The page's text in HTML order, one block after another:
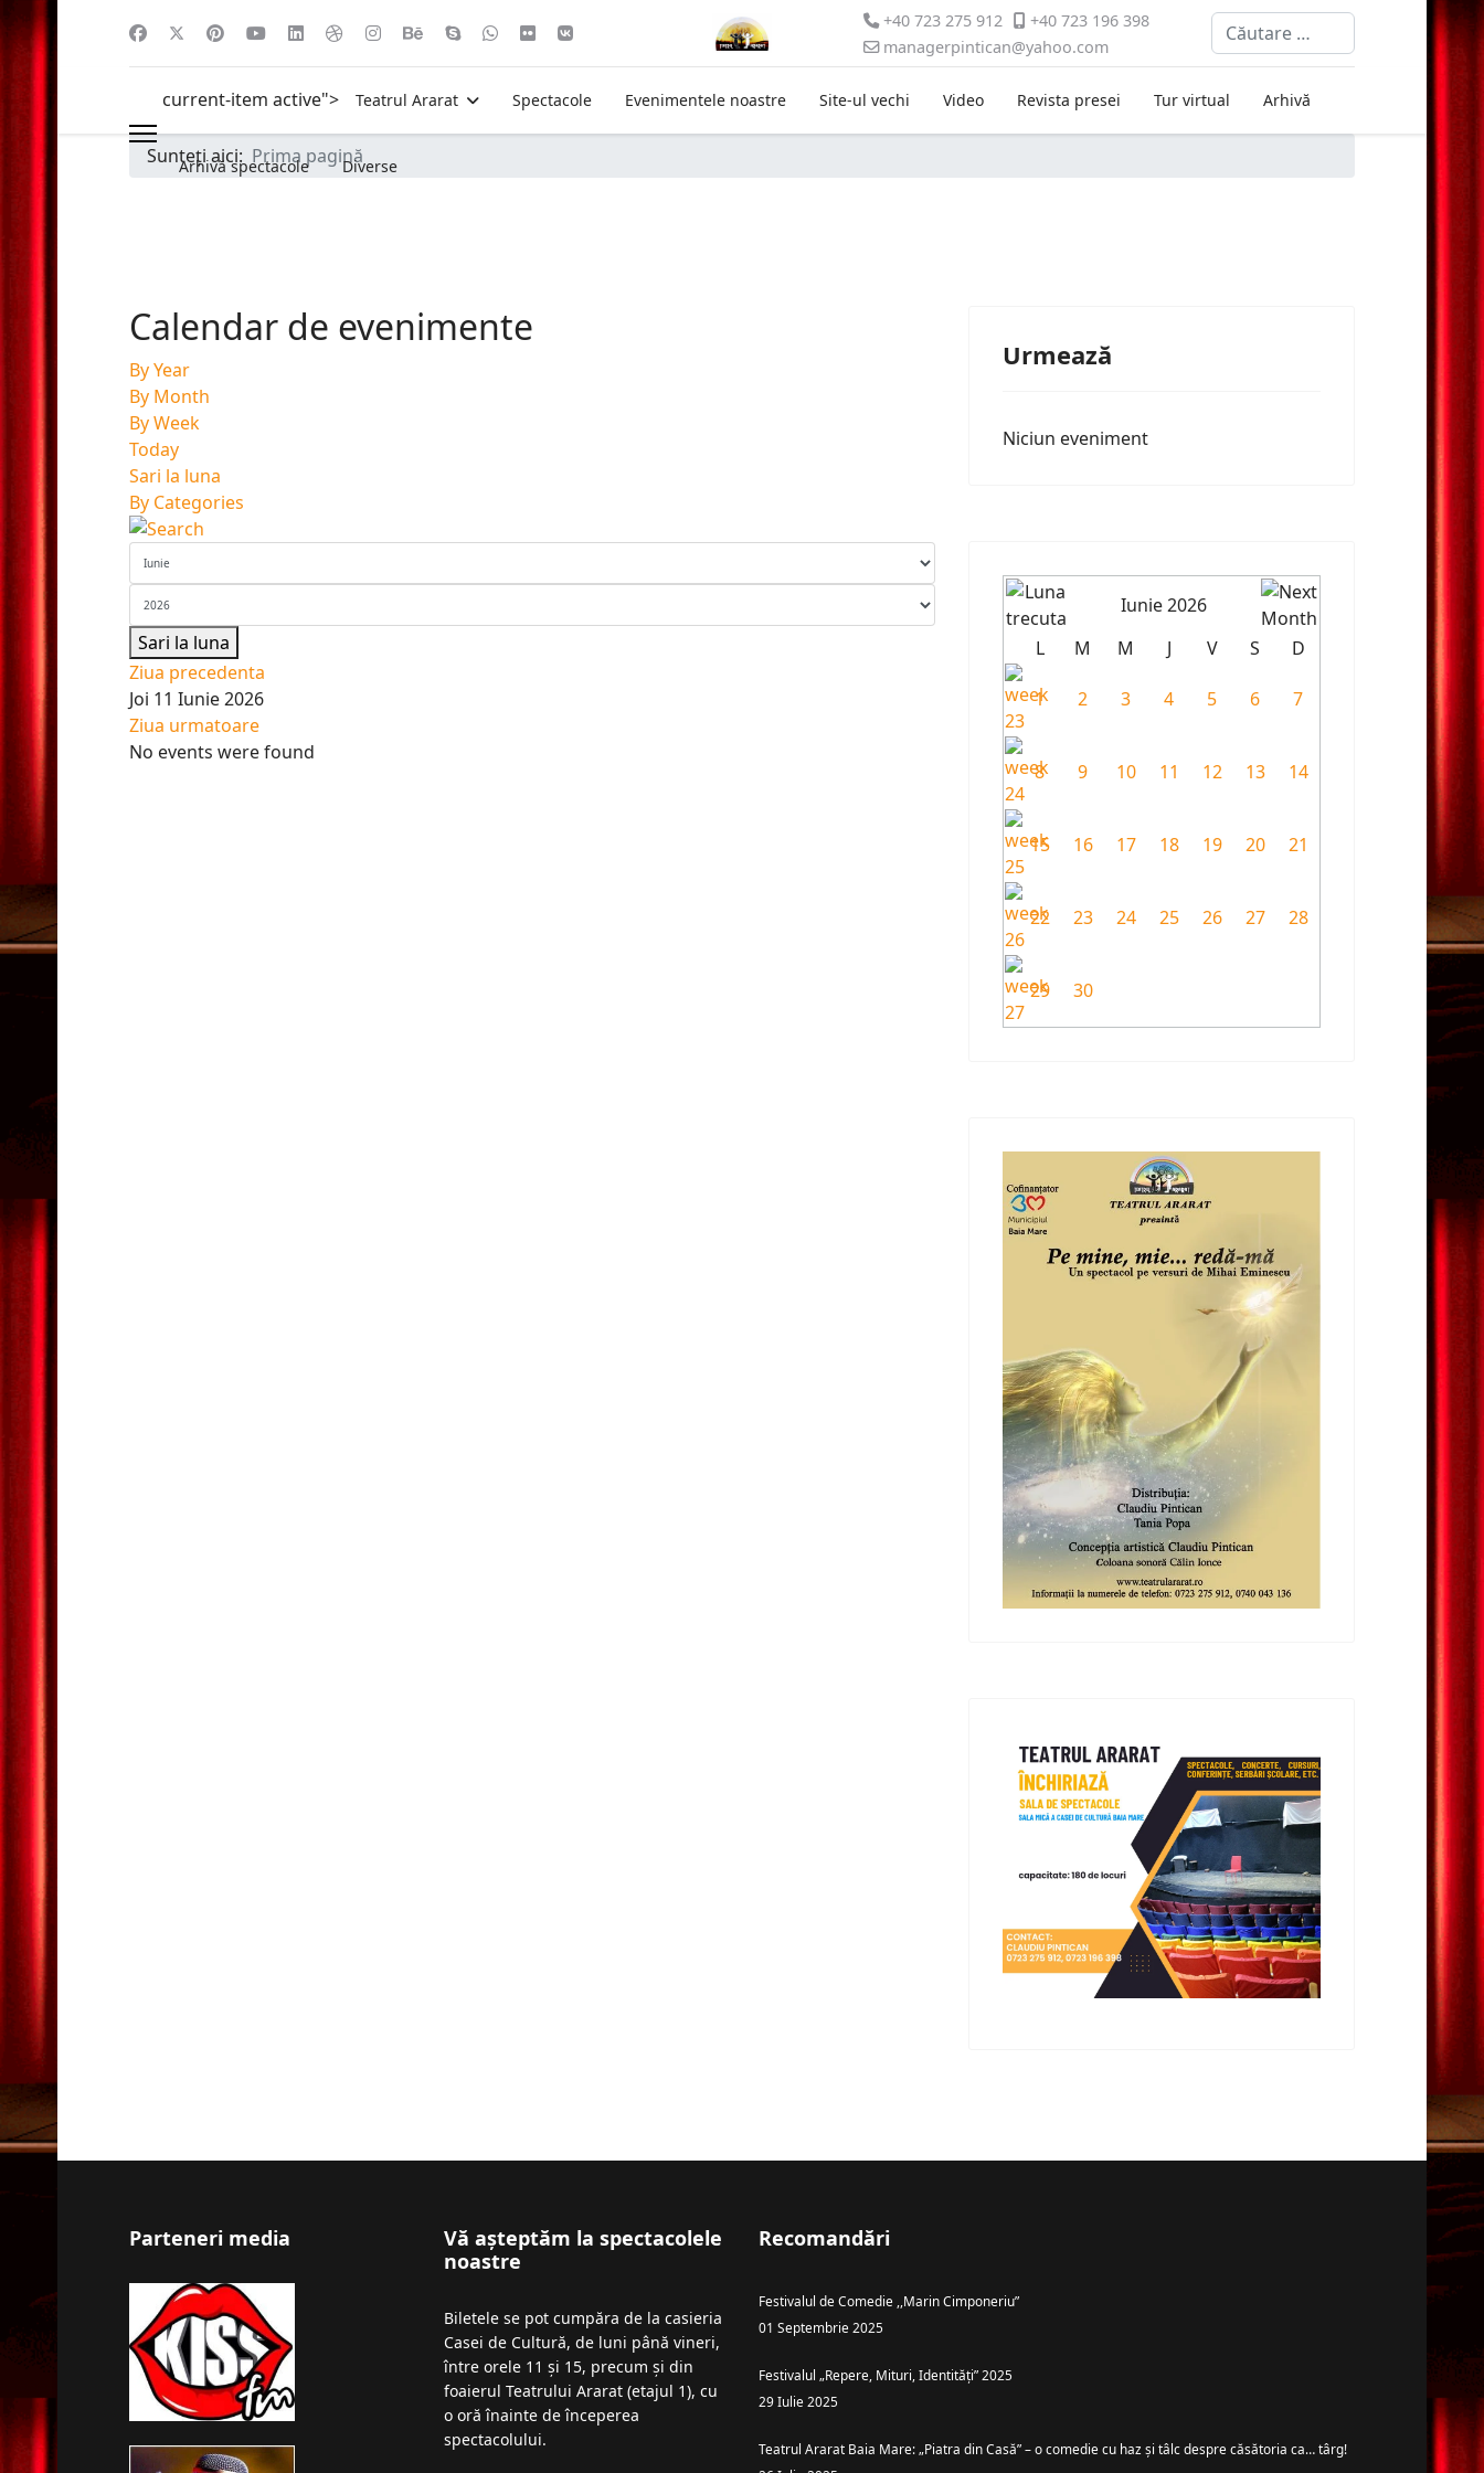
+40 723 275 912
+40 723 196 398
managerpintican@yahoo.com
Cautare
current-item active"> Teatrul Ararat Spectacole Evenimentele noastre Site-ul vechi Video Revista presei Tur virtual Arhivă
Arhivă spectacole Diverse
Sunteți aici: Prima pagină
Calendar de evenimente
By Year
By Month
By Week
Today
Sari la luna
By Categories
Sari la luna
Ziua precedenta
Joi 11 Iunie 2026
Ziua urmatoare
No events were found
Urmează
Niciun eveniment
Iunie 2026
L
M M J V S D
1 2 3 4 5 6 7
8 9 10 11 12 13 14
15 16 17 18 19 20 21
22 23 24 25 26 27 28
29 30
Parteneri media
Vă așteptăm la spectacolele
noastre
Biletele se pot cumpăra de la casieria
Casei de Cultură, de luni până vineri,
între orele 11 și 15, precum și din
foaierul Teatrului Ararat (etajul 1), cu
o oră înainte de începerea
spectacolului.
Recomandări
Festivalul de Comedie ,,Marin Cimponeriu”
01 Septembrie 2025
Festivalul „Repere, Mituri, Identități” 2025
29 Iulie 2025
Teatrul Ararat Baia Mare: „Piatra din Casă” – o comedie cu haz și tâlc despre căsătoria ca… târg!